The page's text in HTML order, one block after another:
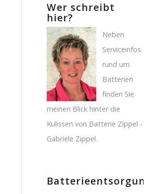
Wer schreibt
hier?
Neben
Serviceinfos
rund um
Batterien
finden Sie
meinen Blick hinter die
Kulissen von Batterie Zippel -
Gabriele Zippel.
Batterieentsorgung